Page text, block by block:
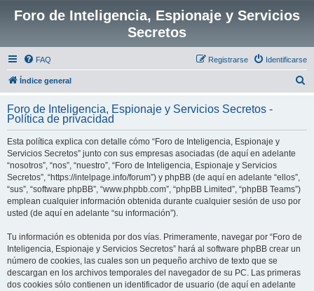
Foro de Inteligencia, Espionaje y Servicios
Secretos
FAQ Identificarse
Registrarse
Índice general
c
Foro de Inteligencia, Espionaje y Servicios Secretos -
Política de privacidad
Esta política explica con detalle cómo “Foro de Inteligencia, Espionaje y
Servicios Secretos” junto con sus empresas asociadas (de aquí en adelante
“nosotros”, “nos”, “nuestro”, “Foro de Inteligencia, Espionaje y Servicios
Secretos”, “https://intelpage.info/forum”) y phpBB (de aquí en adelante “ellos”,
“sus”, “software phpBB”, “www.phpbb.com”, “phpBB Limited”, “phpBB Teams”)
emplean cualquier información obtenida durante cualquier sesión de uso por
usted (de aquí en adelante “su información”).
Tu información es obtenida por dos vías. Primeramente, navegar por “Foro de
Inteligencia, Espionaje y Servicios Secretos” hará al software phpBB crear un
número de cookies, las cuales son un pequeño archivo de texto que se
descargan en los archivos temporales del navegador de su PC. Las primeras
dos cookies sólo contienen un identificador de usuario (de aquí en adelante